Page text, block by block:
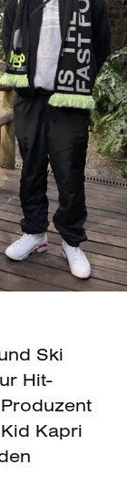
Ski
Hit-
Kapri